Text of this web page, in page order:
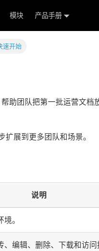
模块 产品手册
速开始
助团队把第一批运营文档
展到更多团队和场景。
说明
。
编辑、删除、下载和访问